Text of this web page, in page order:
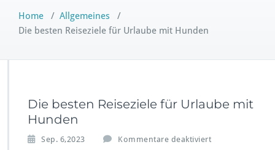
Home / Allgemeines /
Die besten Reiseziele für Urlaube mit Hunden
Die besten Reiseziele für Urlaube mit
Hunden
Sep. 6,2023 Kommentare deaktiviert